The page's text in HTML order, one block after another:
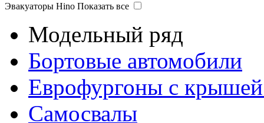
Эвакуаторы Hino Показать все
Модельный ряд
Бортовые автомобили
Еврофургоны с
Самосвалы